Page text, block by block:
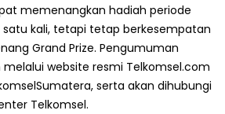
memenangkan hadiah periode
kali, tetapi tetap berkesempatan
Grand Prize. Pengumuman
website resmi Telkomsel.com
serta akan dihubungi
Telkomsel.